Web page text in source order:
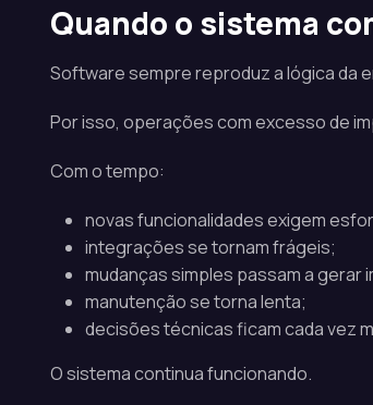
Quando o sistema
Software sempre reproduz a lógica da
Por isso, operações com excesso de
Com o tempo:
novas funcionalidades exigem
integrações se tornam frágeis;
mudanças simples passam a gerar
manutenção se torna lenta;
decisões técnicas ficam cada vez
O sistema continua funcionando.